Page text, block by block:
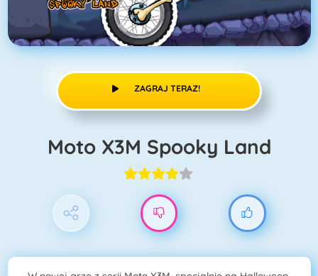
ZAGRAJ TERAZ!
Moto X3M Spooky Land